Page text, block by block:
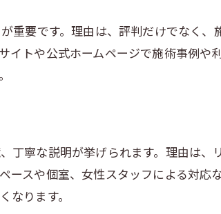
重要です。理由は、評判だけでなく、
イトや公式ホームページで施術事例や
丁寧な説明が挙げられます。理由は、
ースや個室、女性スタッフによる対応
ります。